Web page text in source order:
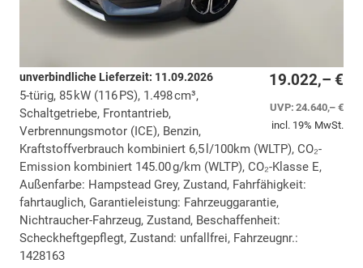
19.022,– €
UVP:24.640,– €
incl. 19% MwSt.
unverbindliche Lieferzeit: 11.09.2026
5-türig, 85 kW (116 PS), 1.498 cm³,
Schaltgetriebe, Frontantrieb,
Verbrennungsmotor (ICE), Benzin,
Kraftstoffverbrauch kombiniert 6,5 l/100km (WLTP), CO₂-
Emission kombiniert 145.00 g/km (WLTP), CO₂-Klasse E,
Außenfarbe: Hampstead Grey, Zustand, Fahrfähigkeit:
fahrtauglich, Garantieleistung: Fahrzeuggarantie,
Nichtraucher-Fahrzeug, Zustand, Beschaffenheit:
Scheckheftgepflegt, Zustand: unfallfrei, Fahrzeugnr.:
1428163